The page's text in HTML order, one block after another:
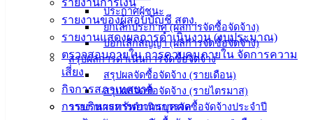
ประกาศผู้ชนะ
ยกเลิกประกาศ (ผลการจัดซื้อจัดจ้าง)
บอกเลิกสัญญา (ผลการจัดซื้อจัดจ้าง)
สรุปผลการดำเนินการจัดซื้อจัดจ้าง
สรุปผลจัดซื้อจัดจ้าง (รายเดือน)
สรุปผลจัดซื้อจัดจ้าง (รายไตรมาส)
รายงานผลการดำเนินการจัดซื้อจัดจ้างประจำปี
รายงานการเงิน
รายงานของผู้สอบบัญชี สตง.
รายงานแสดงผลการดำเนินงาน (งบประมาณ)
ตรวจสอบภายใน การควบคุมภายใน จัดการความ
เสี่ยง
กิจการสภาเทศบาล
การบริหารทรัพยากรบุคคล
และ
หัวหน้า
ส่วน
ราชการ
เทศบาล